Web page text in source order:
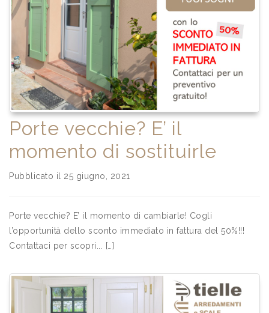
Porte vecchie? E’ il
momento di sostituirle
Pubblicato il 25 giugno, 2021
Porte vecchie? E’ il momento di cambiarle! Cogli
l’opportunità dello sconto immediato in fattura del 50%!!!
Contattaci per scopri... […]